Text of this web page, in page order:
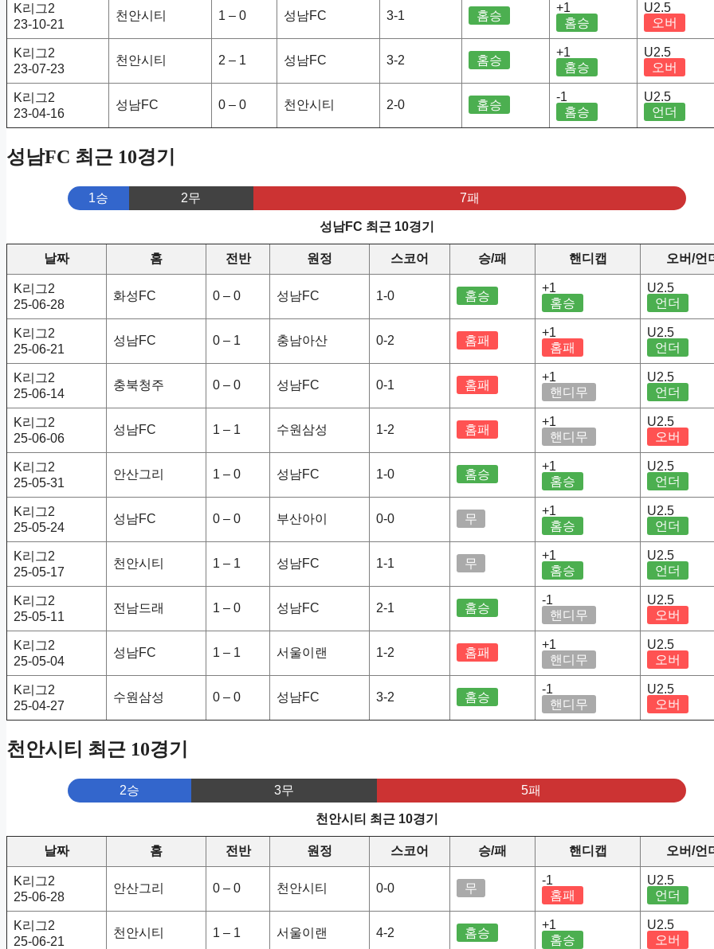
K리그2
23-10-21
천안시티 1 – 0 성남FC 3-1 홈승
+1
홈승
U2.5
오버
K리그2
23-07-23
천안시티 2 – 1 성남FC 3-2 홈승
+1
홈승
U2.5
오버
K리그2
23-04-16
성남FC 0 – 0 천안시티 2-0 홈승
-1
홈승
U2.5
언더
성남FC 최근 10경기
1승 2무 7패
성남FC 최근 10경기
날짜 홈 전반 원정 스코어 승/패 핸디캡 오버/언
K리그2
25-06-28
화성FC 0 – 0 성남FC 1-0 홈승
+1
홈승
U2.5
언더
K리그2
25-06-21
성남FC 0 – 1 충남아산 0-2 홈패
+1
홈패
U2.5
언더
K리그2
25-06-14
충북청주 0 – 0 성남FC 0-1 홈패
+1
핸디무
U2.5
언더
K리그2
25-06-06
성남FC 1 – 1 수원삼성 1-2 홈패
+1
핸디무
U2.5
오버
K리그2
25-05-31
안산그리 1 – 0 성남FC 1-0 홈승
+1
홈승
U2.5
언더
K리그2
25-05-24
성남FC 0 – 0 부산아이 0-0 무
+1
홈승
U2.5
언더
K리그2
25-05-17
천안시티 1 – 1 성남FC 1-1 무
+1
홈승
U2.5
언더
K리그2
25-05-11
전남드래 1 – 0 성남FC 2-1 홈승
-1
핸디무
U2.5
오버
K리그2
25-05-04
성남FC 1 – 1 서울이랜 1-2 홈패
+1
핸디무
U2.5
오버
K리그2
25-04-27
수원삼성 0 – 0 성남FC 3-2 홈승
-1
핸디무
U2.5
오버
천안시티 최근 10경기
2승 3무 5패
천안시티 최근 10경기
날짜 홈 전반 원정 스코어 승/패 핸디캡 오버/언
K리그2
25-06-28
안산그리 0 – 0 천안시티 0-0 무
-1
홈패
U2.5
언더
K리그2
25-06-21
천안시티 1 – 1 서울이랜 4-2 홈승
+1
홈승
U2.5
오버